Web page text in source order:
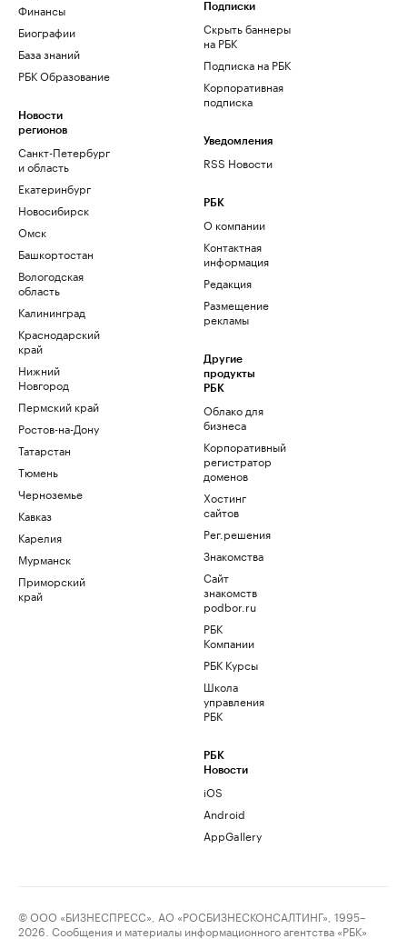
Финансы
Биографии
База знаний
РБК Образование
Новости
регионов
Санкт-Петербург
и область
Екатеринбург
Новосибирск
Омск
Башкортостан
Вологодская
область
Калининград
Краснодарский
край
Нижний
Новгород
Пермский край
Ростов-на-Дону
Татарстан
Тюмень
Черноземье
Кавказ
Карелия
Мурманск
Приморский
край
Подписки
Скрыть баннеры
на РБК
Подписка на РБК
Корпоративная
подписка
Уведомления
RSS Новости
РБК
О компании
Контактная
информация
Редакция
Размещение
рекламы
Другие
продукты
РБК
Облако для
бизнеса
Корпоративный
регистратор
доменов
Хостинг
сайтов
Рег.решения
Знакомства
Сайт
знакомств
podbor.ru
РБК
Компании
РБК Курсы
Школа
управления
РБК
РБК
Новости
iOS
Android
AppGallery
© ООО «БИЗНЕСПРЕСС», АО «РОСБИЗНЕСКОНСАЛТИНГ», 1995–
2026. Сообщения и материалы информационного агентства «РБК»